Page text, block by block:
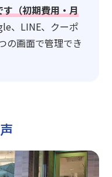
（初期費用・月
、LINE、クーポ
の画面で管理でき